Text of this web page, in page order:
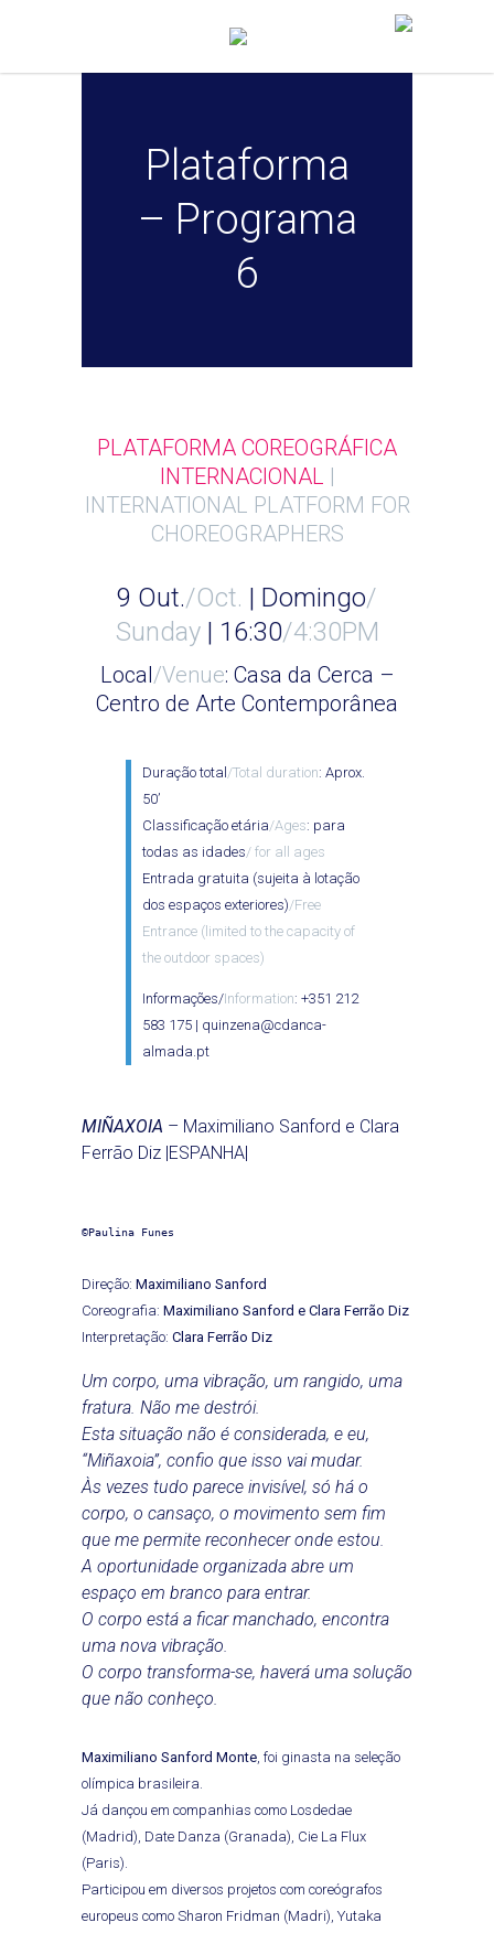
Plataforma
– Programa
6
PLATAFORMA COREOGRÁFICA
INTERNACIONAL |
INTERNATIONAL PLATFORM FOR
CHOREOGRAPHERS
9 Out./Oct. | Domingo/
Sunday| 16:30/4:30PM
Local/Venue: Casa da Cerca –
Centro de Arte Contemporânea
Duração total /Total duration: Aprox.
50’
Classificação etária/Ages: para
todas as idades/ for all ages
Entrada gratuita (sujeita à lotação
dos espaços exteriores)/Free
Entrance (limited to the capacity of
the outdoor spaces)
Informações/Information: +351 212
583 175 | quinzena@cdanca-
almada.pt
MIÑAXOIA – Maximiliano Sanford e Clara
Ferrão Diz |ESPANHA|
©Paulina Funes
Direção: Maximiliano Sanford
Coreografia: Maximiliano Sanford e Clara Ferrão Diz
Interpretação: Clara Ferrão Diz
Um corpo, uma vibração, um rangido, uma
fratura. Não me destrói.
Esta situação não é considerada, e eu,
“Miñaxoia”, confio que isso vai mudar.
Às vezes tudo parece invisível, só há o
corpo, o cansaço, o movimento sem fim
que me permite reconhecer onde estou.
A oportunidade organizada abre um
espaço em branco para entrar.
O corpo está a ficar manchado, encontra
uma nova vibração.
O corpo transforma-se, haverá uma solução
que não conheço.
Maximiliano Sanford Monte, foi ginasta na seleção
olímpica brasileira.
Já dançou em companhias como Losdedae
(Madrid), Date Danza (Granada), Cie La Flux
(Paris).
Participou em diversos projetos com coreógrafos
europeus como Sharon Fridman (Madri), Yutaka